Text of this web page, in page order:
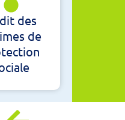
des
de